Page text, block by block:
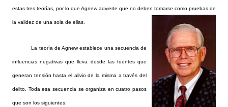
estas tres teorías, por lo que Agnew advierte que no deben tomarse como pruebas de
la validez de una sola de ellas.
La teoría de Agnew establece una secuencia de
influencias negativas que lleva desde las fuentes que
generan tensión hasta el alivio de la misma a través del
delito. Toda esa secuencia se organiza en cuatro pasos
que son los siguientes: